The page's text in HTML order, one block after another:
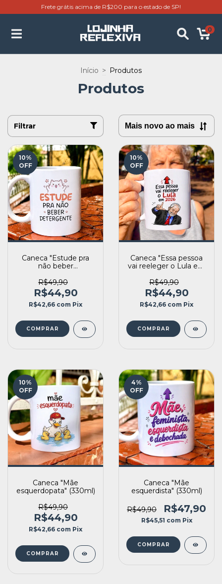
Frete grátis acima de R$200 para o estado de SP!
0
Início > Produtos
Produtos
Filtrar
10%
OFF
Caneca "Estude pra
não beber
R$49,90
R$44,90
R$42,66 com Pix
10%
OFF
Caneca "Essa pessoa
vai reeleger o Lula em
R$49,90
R$44,90
R$42,66 com Pix
10%
OFF
Caneca "Mãe
esquerdopata" (330ml)
R$49,90
R$44,90
R$42,66 com Pix
4%
OFF
Caneca "Mãe
esquerdista" (330ml)
R$49,90 R$47,90
R$45,51 com Pix